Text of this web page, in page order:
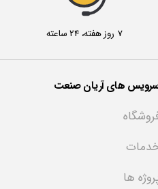
7 روز هفته، 24 ساعته
های آریان صنعت
ها